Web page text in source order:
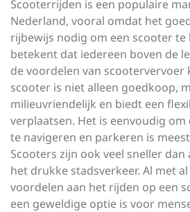
Scooterrijden is een populaire
Nederland, vooral omdat het
rijbewijs nodig om een scooter
betekent dat iedereen boven de
de voordelen van scootervervoer
scooter is niet alleen goedkoop,
milieuvriendelijk en biedt een
verplaatsen. Het is eenvoudig
te navigeren en parkeren is
Scooters zijn ook veel sneller
het drukke stadsverkeer. Al met
voordelen aan het rijden op een
een geweldige optie is voor